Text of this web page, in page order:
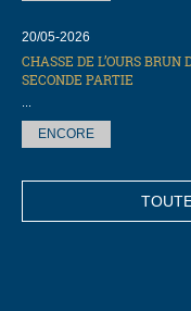
20/05-2026
CHASSE DE L’OURS
SECONDE PARTIE
ENCORE